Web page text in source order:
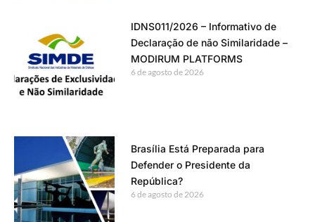
IDNS011/2026 – Informativo de
Declaração de não Similaridade –
MODIRUM PLATFORMS
6 de agosto de 2026
Brasília Está Preparada para
Defender o Presidente da
República?
6 de agosto de 2026